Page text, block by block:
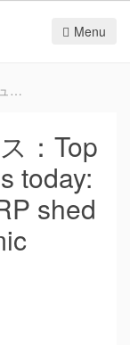
Menu
Times
：Top
today:
shed